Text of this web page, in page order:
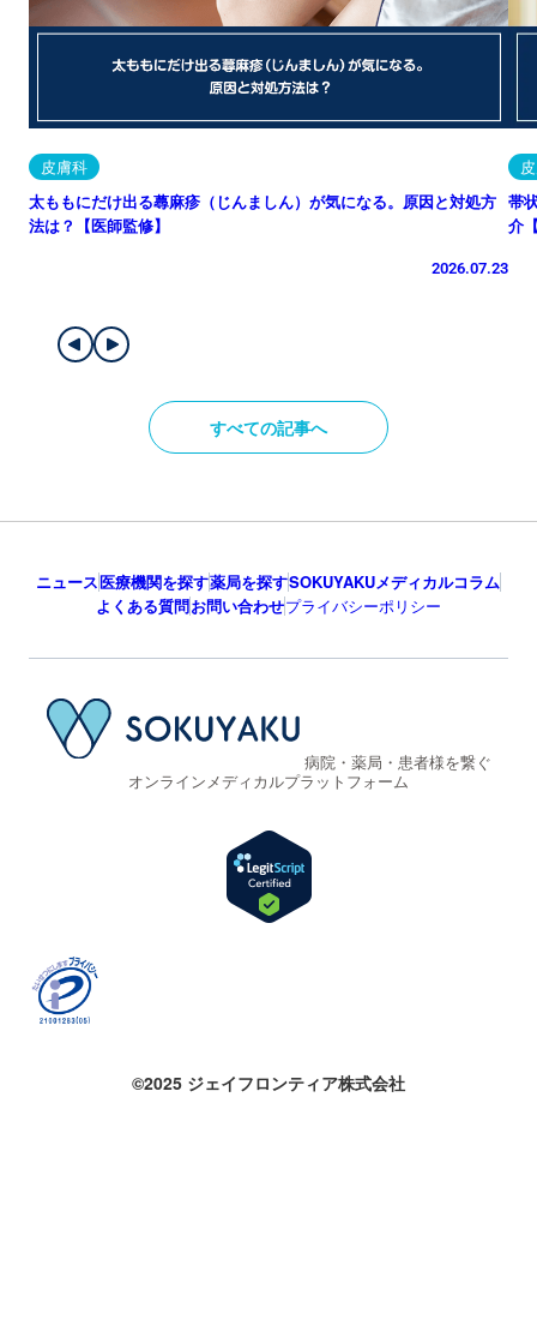
皮膚科
太ももにだけ出る蕁麻疹（じんましん）が気になる。原因と対処方
法は？【医師監修】
2026.07.23
帯
介
すべての記事へ
ニュース医療機関を探す薬局を探すSOKUYAKUメディカルコラム
よくある質問お問い合わせプライバシーポリシー
病院・薬局・患者様を繋ぐ
オンラインメディカルプラットフォーム
©2025 ジェイフロンティア株式会社